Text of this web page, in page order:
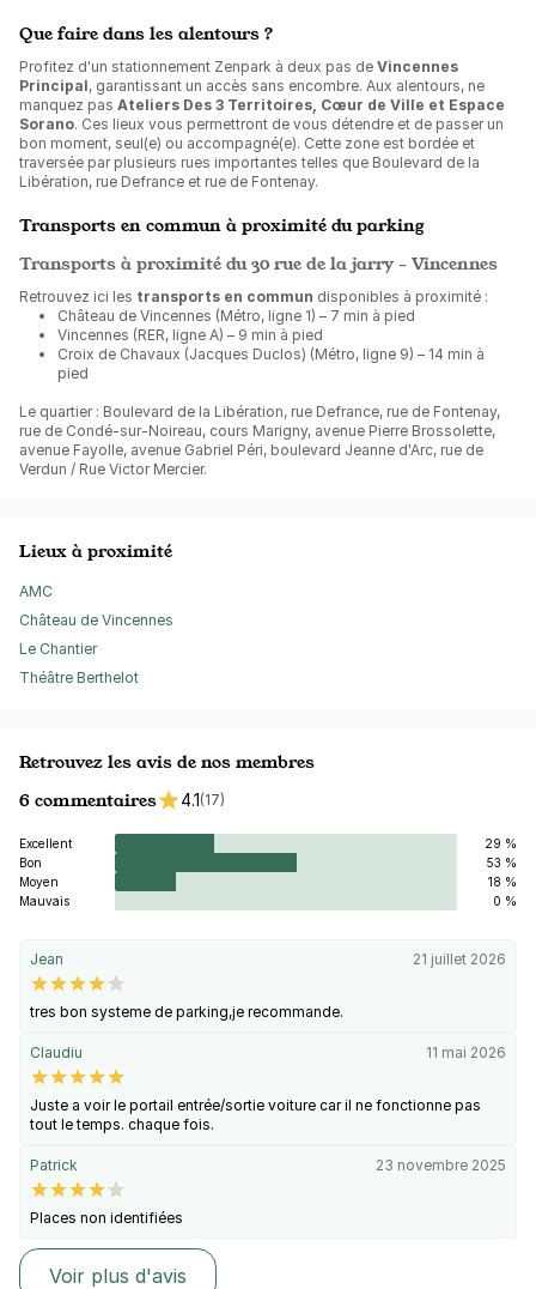
Que faire dans les alentours ?
Profitez d'un stationnement Zenpark à deux pas de Vincennes
Principal, garantissant un accès sans encombre. Aux alentours, ne
manquez pas Ateliers Des 3 Territoires, Cœur de Ville et Espace
Sorano. Ces lieux vous permettront de vous détendre et de passer un
bon moment, seul(e) ou accompagné(e). Cette zone est bordée et
traversée par plusieurs rues importantes telles que Boulevard de la
Libération, rue Defrance et rue de Fontenay.
Transports en commun à proximité du parking
Transports à proximité du 30 rue de la jarry - Vincennes
Retrouvez ici les transports en commun disponibles à proximité :
Château de Vincennes (Métro, ligne 1) – 7 min à pied
Vincennes (RER, ligne A) – 9 min à pied
Croix de Chavaux (Jacques Duclos) (Métro, ligne 9) – 14 min à
pied
Le quartier : Boulevard de la Libération, rue Defrance, rue de Fontenay,
rue de Condé-sur-Noireau, cours Marigny, avenue Pierre Brossolette,
avenue Fayolle, avenue Gabriel Péri, boulevard Jeanne d'Arc, rue de
Verdun / Rue Victor Mercier.
Lieux à proximité
AMC
Château de Vincennes
Le Chantier
Théâtre Berthelot
Retrouvez les avis de nos membres
6 commentaires
4.1(17)
Excellent
29 %
Bon
53 %
Moyen
18 %
Mauvais
0 %
Jean 21 juillet 2026
tres bon systeme de parking,je recommande.
Claudiu 11 mai 2026
Juste a voir le portail entrée/sortie voiture car il ne fonctionne pas
tout le temps. chaque fois.
Patrick 23 novembre 2025
Places non identifiées
Voir plus d'avis